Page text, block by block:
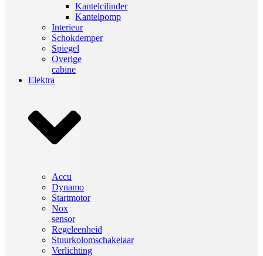
Kantelcilinder
Kantelpomp
Interieur
Schokdemper
Spiegel
Overige
cabine
Elektra
Accu
Dynamo
Startmotor
Nox
sensor
Regeleenheid
Stuurkolomschakelaar
Verlichting